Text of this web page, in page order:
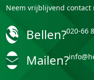
Neem vrijblijvend contact
Bellen?020-66
Mailen?